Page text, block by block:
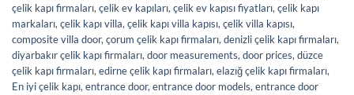
çelik kapı firmaları,çelik ev kapıları,çelik ev kapısı fiyatları,çelik kapı
markaları,çelik kapı villa,çelik kapı villa kapısı,çelik villa kapısı,
composite villa door,çorum çelik kapı firmaları,denizli çelik kapı firmaları,
diyarbakır çelik kapı firmaları,door measurements,door prices,düzce
çelik kapı firmaları,edirne çelik kapı firmaları,elazığ çelik kapı firmaları,
En iyi çelik kapı,entrance door,entrance door models,entrance door